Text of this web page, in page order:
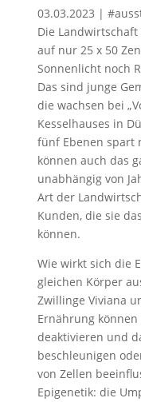
03.03.2023 |
Die
auf nur 25 x 50
Sonnenlicht noch
Das sind junge
die wachsen bei
Kesselhauses in
fünf Ebenen spart
können auch das
unabhängig von
Art der
Kunden, die sie
können.
Wie wirkt sich die
gleichen Körper
Zwillinge Viviana
Ernährung
deaktivieren und
beschleunigen
von Zellen
Epigenetik: die